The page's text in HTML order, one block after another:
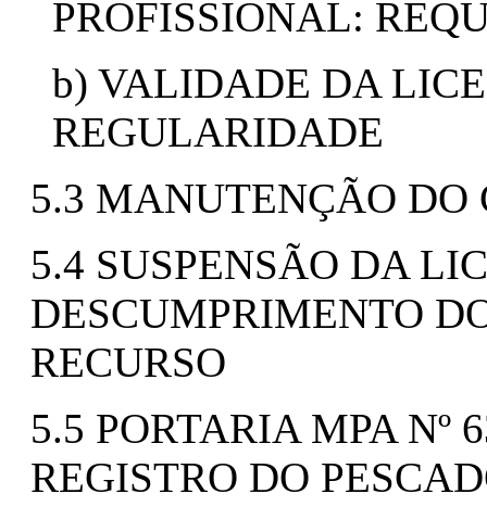
PROFISSIONAL:
b) VALIDADE DA
REGULARIDADE
5.3 MANUTENÇÃO DO
5.4 SUSPENSÃO DA
DESCUMPRIMENTO
RECURSO
5.5 PORTARIA MPA Nº
REGISTRO DO